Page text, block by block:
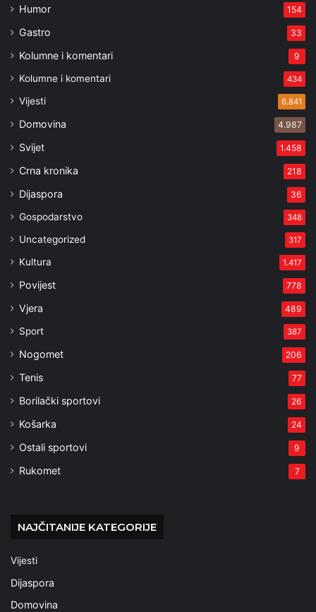
Humor 154
Gastro 33
Kolumne i komentari 9
Kolumne i komentari 434
Vijesti 6.841
Domovina 4.987
Svijet 1.458
Crna kronika 218
Dijaspora 36
Gospodarstvo 348
Uncategorized 317
Kultura 1.417
Povijest 778
Vjera 489
Sport 387
Nogomet 206
Tenis 77
Borilački sportovi 26
Košarka 24
Ostali sportovi 9
Rukomet 7
NAJČITANIJE KATEGORIJE
Vijesti
Dijaspora
Domovina